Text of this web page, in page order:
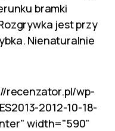
bramki
jest przy
Nienaturalnie
recenzator.pl/wp-
2012-10-18-
width="590"